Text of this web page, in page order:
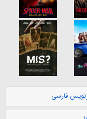
فارسی